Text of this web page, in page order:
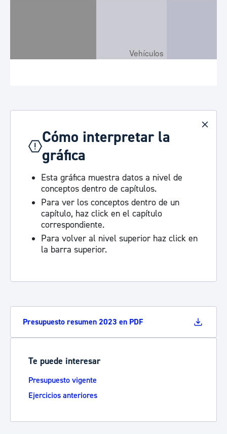
Vehículos
Cómo interpretar la
gráfica
Esta gráfica muestra datos a nivel de
conceptos dentro de capítulos.
Para ver los conceptos dentro de un
capítulo, haz click en el capítulo
correspondiente.
Para volver al nivel superior haz click en
la barra superior.
Presupuesto resumen 2023 en PDF
Te puede interesar
Presupuesto vigente
Ejercicios anteriores